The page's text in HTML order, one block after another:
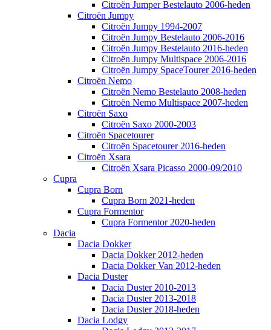
Citroën Jumper Bestelauto 2006-heden
Citroën Jumpy
Citroën Jumpy 1994-2007
Citroën Jumpy Bestelauto 2006-2016
Citroën Jumpy Bestelauto 2016-heden
Citroën Jumpy Multispace 2006-2016
Citroën Jumpy SpaceTourer 2016-heden
Citroën Nemo
Citroën Nemo Bestelauto 2008-heden
Citroën Nemo Multispace 2007-heden
Citroën Saxo
Citroën Saxo 2000-2003
Citroën Spacetourer
Citroën Spacetourer 2016-heden
Citroën Xsara
Citroën Xsara Picasso 2000-09/2010
Cupra
Cupra Born
Cupra Born 2021-heden
Cupra Formentor
Cupra Formentor 2020-heden
Dacia
Dacia Dokker
Dacia Dokker 2012-heden
Dacia Dokker Van 2012-heden
Dacia Duster
Dacia Duster 2010-2013
Dacia Duster 2013-2018
Dacia Duster 2018-heden
Dacia Lodgy